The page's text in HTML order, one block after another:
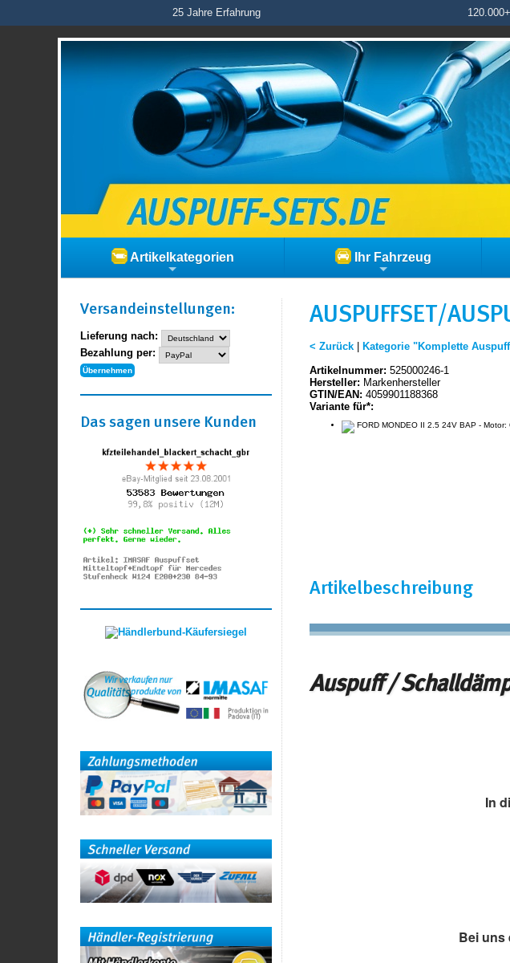
25 Jahre Erfahrung
Artikelkategorien Ihr Fahrzeug
AUSPUFFSET/
< Zurück|
Kategorie "Komplette
Artikelnummer: 525000246-1
Hersteller: Markenhersteller
GTIN/EAN: 4059901188368
Variante für*:
FORD MONDEO II 2.5 24V BAP -
Artikelbeschreibung
Auspuff /
In
Bei uns
Versand­einstellungen:
Lieferung nach:
Bezahlung per:
Das sagen unsere Kunden